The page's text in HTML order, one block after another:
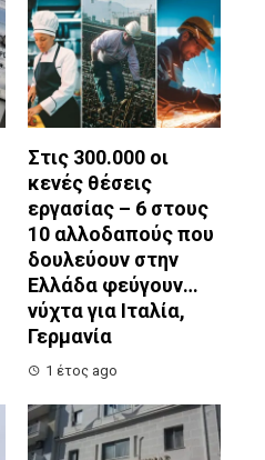
Στις 300.000 οι
κενές θέσεις
εργασίας – 6 στους
10 αλλοδαπούς που
δουλεύουν στην
Ελλάδα φεύγουν…
νύχτα για Ιταλία,
Γερμανία
1 έτος ago